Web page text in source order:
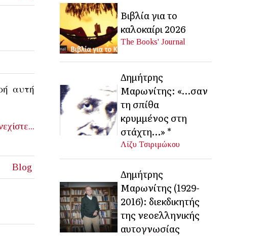
αυτή
Blog
Βιβλία για το
καλοκαίρι 2026
The Books' Journal
Δημήτρης
Μαρωνίτης: «…σαν
τη σπίθα
κρυμμένος στη
στάχτη…» *
Λίζυ Τσιριμώκου
Δημήτρης
Μαρωνίτης (1929-
2016): διεκδικητής
της νεοελληνικής
αυτογνωσίας